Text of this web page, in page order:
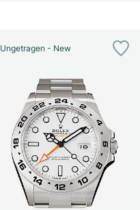
Ungetragen - New